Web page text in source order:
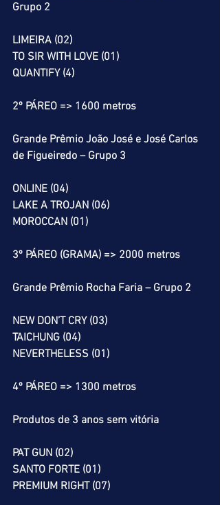
Grupo 2
LIMEIRA (02)
TO SIR WITH LOVE (01)
QUANTIFY (4)
2º PÁREO => 1600 metros
Grande Prêmio João José e José Carlos
de Figueiredo – Grupo 3
ONLINE (04)
LAKE A TROJAN (06)
MOROCCAN (01)
3º PÁREO (GRAMA) => 2000 metros
Grande Prêmio Rocha Faria – Grupo 2
NEW DON’T CRY (03)
TAICHUNG (04)
NEVERTHELESS (01)
4º PÁREO => 1300 metros
Produtos de 3 anos sem vitória
PAT GUN (02)
SANTO FORTE (01)
PREMIUM RIGHT (07)